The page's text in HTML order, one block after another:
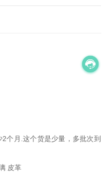
个月.这个货是少量，多批次到
皮革